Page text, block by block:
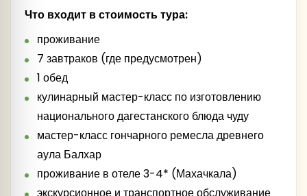
Что входит в стоимость тура:
проживание
7 завтраков (где предусмотрен)
1 обед
кулинарный мастер-класс по изготовлению
национального дагестанского блюда чуду
мастер-класс гончарного ремесла древнего
аула Балхар
проживание в отеле 3-4* (Махачкала)